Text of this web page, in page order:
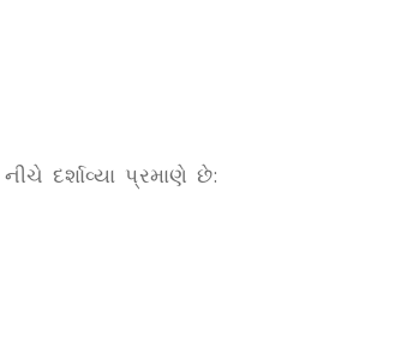
દર્શાવ્યા પ્રમાણે છે: